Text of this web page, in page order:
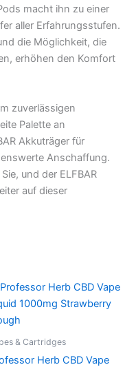
macht ihn zu einer
aller Erfahrungsstufen.
die Möglichkeit, die
erhöhen den Komfort
zuverlässigen
Palette an
Akkuträger für
Anschaffung.
und der ELFBAR
auf dieser
& Cartridges
Herb CBD Vape